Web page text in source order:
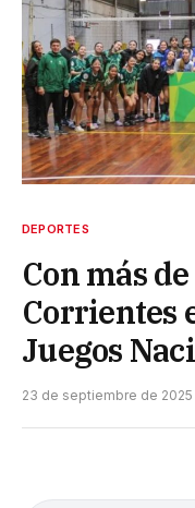
DEPORTES
Con más
Corrientes
Juegos
23 de septiembre de 2025